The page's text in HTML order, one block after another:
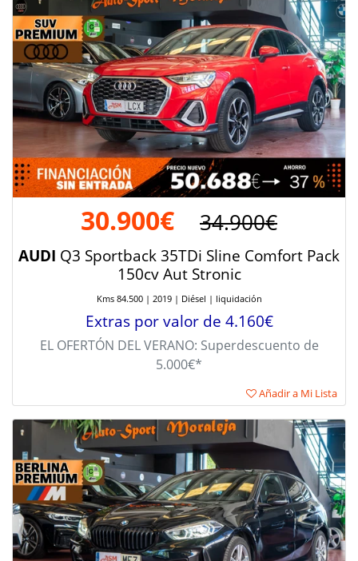
30.900€ 34.900€
AUDI Q3 Sportback 35TDi Sline Comfort Pack
150cv Aut Stronic
Kms 84.500 | 2019 | Diésel | liquidación
Extras por valor de 4.160€
EL OFERTÓN DEL VERANO: Superdescuento de
5.000€*
Añadir a Mi Lista